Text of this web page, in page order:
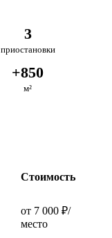
3
приостановки
+850
м²
Стоимость
от 7 000 ₽/
место